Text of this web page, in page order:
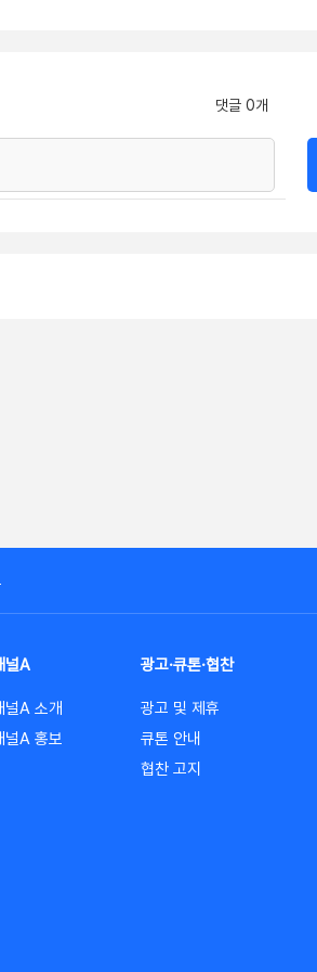
댓글 0개
널A
널A 소개
널A 홍보
광고·큐톤·협찬
광고 및 제휴
큐톤 안내
협찬 고지